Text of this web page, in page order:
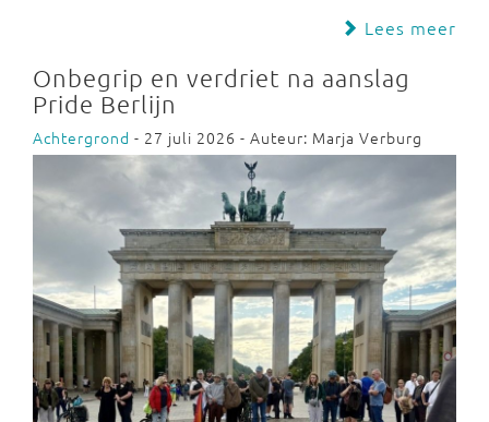
Lees meer
Onbegrip en verdriet na aanslag
Pride Berlijn
Achtergrond - 27 juli 2026 - Auteur: Marja Verburg